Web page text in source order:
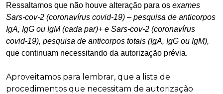
Ressaltamos que não houve alteração para os exames
Sars-cov-2 (coronavírus covid-19) – pesquisa de anticorpos
IgA, IgG ou IgM (cada par)+ e Sars-cov-2 (coronavírus
covid-19), pesquisa de anticorpos totais (IgA, IgG ou IgM),
que continuam necessitando da autorização prévia.
Aproveitamos para lembrar, que a lista de
procedimentos que necessitam de autorização